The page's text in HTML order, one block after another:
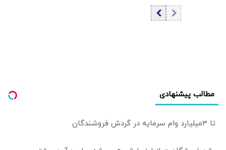
شعام را حذف کرد
مطالب پیشنهادی
تا 3میلیارد وام سرمایه در گردش فروشندگان